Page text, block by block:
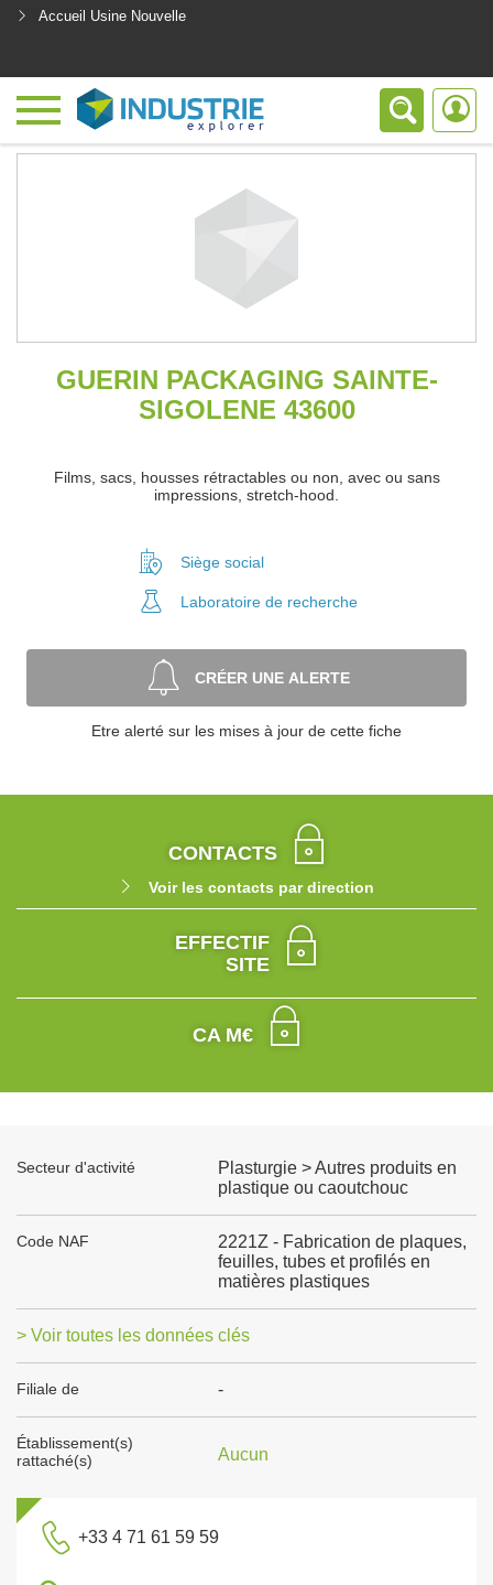
Accueil Usine Nouvelle
GUERIN PACKAGING SAINTE-
SIGOLENE 43600
Films, sacs, housses rétractables ou non, avec ou sans
impressions, stretch-hood.
Siège social
Laboratoire de recherche
CRÉER UNE ALERTE
Etre alerté sur les mises à jour de cette fiche
CONTACTS
Voir les contacts par direction
EFFECTIF
SITE
CA M€
Secteur d'activité
Plasturgie > Autres produits en
plastique ou caoutchouc
Code NAF
2221Z - Fabrication de plaques,
feuilles, tubes et profilés en
matières plastiques
> Voir toutes les données clés
Filiale de -
Établissement(s)
rattaché(s)
Aucun
+33 4 71 61 59 59